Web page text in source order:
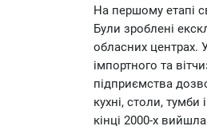
На першому етапі
Були зроблені
обласних центрах.
імпортного та
підприємства
кухні, столи,
кінці 2000-х